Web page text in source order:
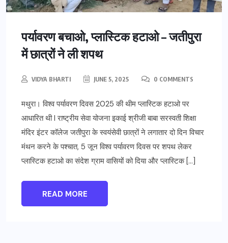
पर्यावरण बचाओ, प्लास्टिक हटाओ – जतीपुरा
में छात्रों ने ली शपथ
VIDYA BHARTI JUNE 5, 2025 0 COMMENTS
मथुरा। विश्व पर्यावरण दिवस 2025 की थीम प्लास्टिक हटाओ पर
आधारित थी l राष्ट्रीय सेवा योजना इकाई श्रीजी बाबा सरस्वती शिक्षा
मंदिर इंटर कॉलेज जतीपुरा के स्वयंसेवी छात्रों ने लगातार दो दिन विचार
मंथन करने के पश्चात, 5 जून विश्व पर्यावरण दिवस पर शपथ लेकर
प्लास्टिक हटाओ का संदेश ग्राम वासियों को दिया और प्लास्टिक […]
READ MORE